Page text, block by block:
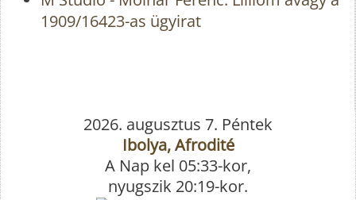
1909/16423-as ügyirat
2026. augusztus 7. Péntek
Ibolya, Afrodité
A Nap kel 05:33-kor,
nyugszik 20:19-kor.